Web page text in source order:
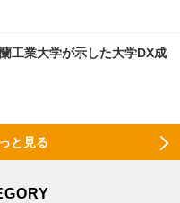
工業大学が示した大学DX成
と見る